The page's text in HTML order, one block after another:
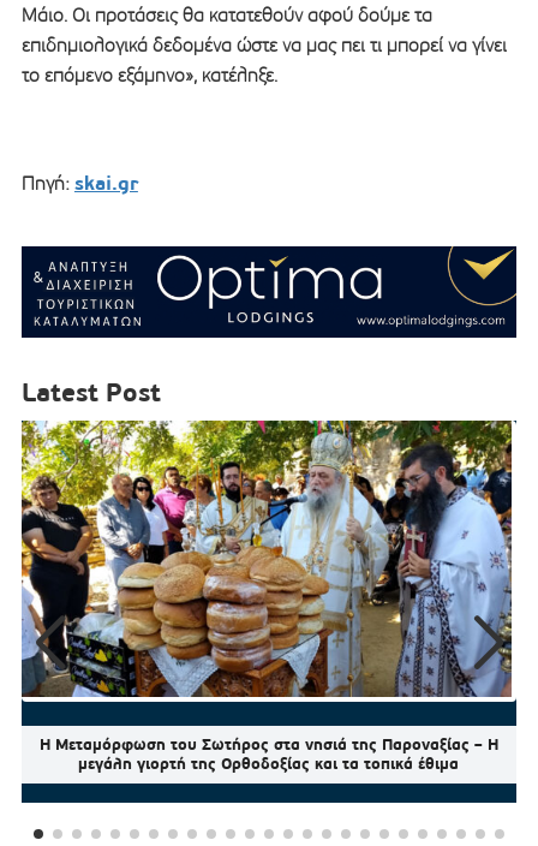
Μάιο. Οι προτάσεις θα κατατεθούν αφού δούμε τα
επιδημιολογικά δεδομένα ώστε να μας πει τι μπορεί να γίνει
το επόμενο εξάμηνο», κατέληξε.
Πηγή: skai.gr
Latest Post
Η Μεταμόρφωση του Σωτήρος στα νησιά της Παροναξίας – Η
μεγάλη γιορτή της Ορθοδοξίας και τα τοπικά έθιμα